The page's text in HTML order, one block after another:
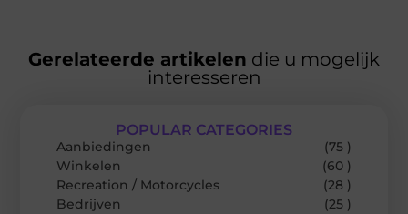
Gerelateerde artikelen die u mogelijk
interesseren
POPULAR CATEGORIES
Aanbiedingen
(75 )
Winkelen
(60 )
Recreation / Motorcycles
(28 )
Bedrijven
(25 )